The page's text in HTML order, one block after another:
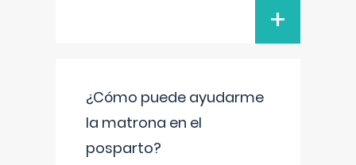
+
¿Cómo puede ayudarme
la matrona en el
posparto?